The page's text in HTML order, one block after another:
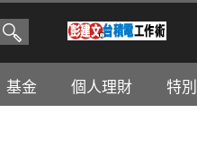
基金 個人理財 特